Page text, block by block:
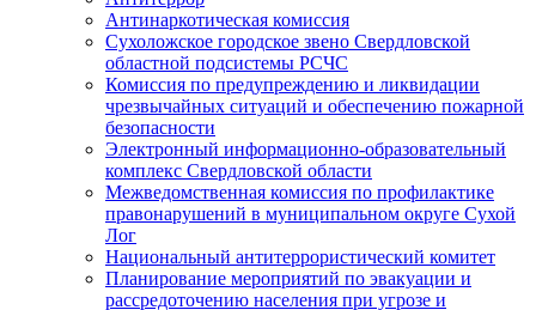
Антинаркотическая комиссия
Сухоложское городское звено Свердловской
областной подсистемы РСЧС
Комиссия по предупреждению и ликвидации
чрезвычайных ситуаций и обеспечению пожарной
безопасности
Электронный информационно-образовательный
комплекс Cвердловской области
Межведомственная комиссия по профилактике
правонарушений в муниципальном округе Сухой
Лог
Национальный антитеррористический комитет
Планирование мероприятий по эвакуации и
рассредоточению населения при угрозе и